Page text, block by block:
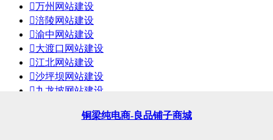
铜梁直播电商小程序
铜梁品质生活馆小程序商城
铜梁化妆品店小程序商城
铜梁韩都衣舍小程序商城
铜梁生活馆小程序商城
铜梁宠物商城小程序
铜梁护肤化妆品小程序
铜梁纯电商-良品铺子商城
万州网站建设
涪陵网站建设
渝中网站建设
大渡口网站建设
江北网站建设
沙坪坝网站建设
九龙坡网站建设
北碚网站建设